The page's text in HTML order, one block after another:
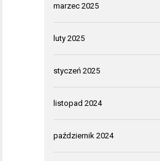
marzec 2025
luty 2025
styczeń 2025
listopad 2024
październik 2024